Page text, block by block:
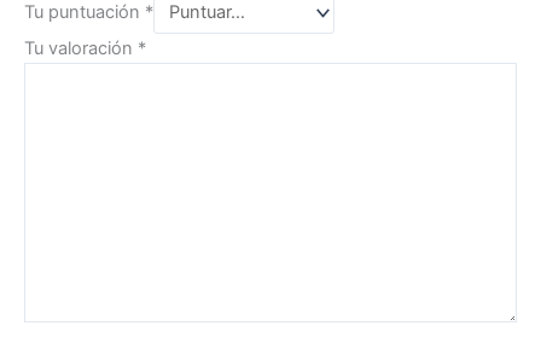
Tu puntuación *
Tu valoración *